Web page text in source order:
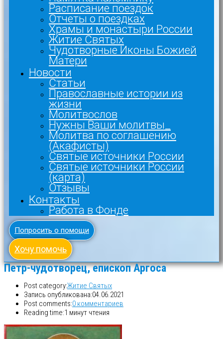
Расписание поездок
Отчеты о поездках
Храмы и монастыри России
Житие Святых
Чудотворные Иконы Божией
Матери
Новости
Статьи
Православные истории из
жизни
Молитвослов
Нужны Ваши молитвы_
Молитва по соглашению
(Акафисты)
Святые источники России
Святые источники России
(карта)
Отзывы
Контакты
Работа в Фонде
Попросить о помощи
Хочу помочь
Петр-чудотворец, епископ Аргоса
Post category:Житие Святых
Запись опубликована:04.06.2021
Post comments:0 комментариев
Reading time:1 минут чтения